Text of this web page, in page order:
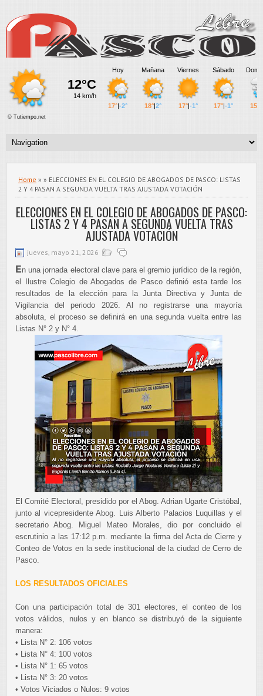
Home » » ELECCIONES EN EL COLEGIO DE ABOGADOS DE PASCO: LISTAS
2 Y 4 PASAN A SEGUNDA VUELTA TRAS AJUSTADA VOTACIÓN
ELECCIONES EN EL COLEGIO DE ABOGADOS DE PASCO:
LISTAS 2 Y 4 PASAN A SEGUNDA VUELTA TRAS
AJUSTADA VOTACIÓN
jueves, mayo 21, 2026
En una jornada electoral clave para el gremio jurídico de la región,
el Ilustre Colegio de Abogados de Pasco definió esta tarde los
resultados de la elección para la Junta Directiva y Junta de
Vigilancia del periodo 2026. Al no registrarse una mayoría
absoluta, el proceso se definirá en una segunda vuelta entre las
Listas N° 2 y N° 4.
El Comité Electoral, presidido por el Abog. Adrian Ugarte Cristóbal,
junto al vicepresidente Abog. Luis Alberto Palacios Luquillas y el
secretario Abog. Miguel Mateo Morales, dio por concluido el
escrutinio a las 17:12 p.m. mediante la firma del Acta de Cierre y
Conteo de Votos en la sede institucional de la ciudad de Cerro de
Pasco.
LOS RESULTADOS OFICIALES
Con una participación total de 301 electores, el conteo de los
votos válidos, nulos y en blanco se distribuyó de la siguiente
manera:
• Lista N° 2: 106 votos
• Lista N° 4: 100 votos
• Lista N° 1: 65 votos
• Lista N° 3: 20 votos
• Votos Viciados o Nulos: 9 votos